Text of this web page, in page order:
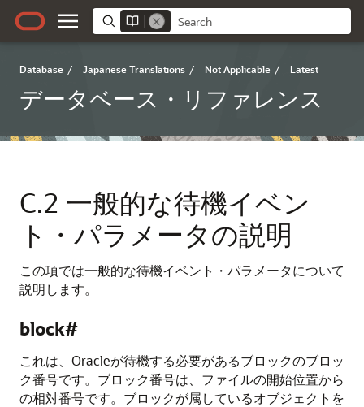
Database / Japanese Translations / Not Applicable / Latest
データベース・リファレンス
C.2 一般的な待機イベン
ト・パラメータの説明
この項では一般的な待機イベント・パラメータについて
説明します。
block#
これは、Oracleが待機する必要があるブロックのブロッ
ク番号です。ブロック番号は、ファイルの開始位置から
の相対番号です。ブロックが属しているオブジェクトを